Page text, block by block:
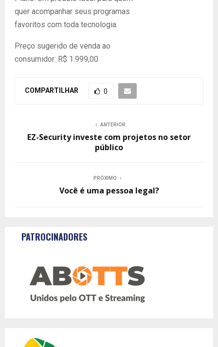
quer acompanhar seus programas
favoritos com toda tecnologia.
Preço sugerido de venda ao
consumidor: R$ 1.999,00
COMPARTILHAR 0
ANTERIOR
EZ-Security investe com projetos no setor
público
PRÓXIMO
Você é uma pessoa legal?
PATROCINADORES